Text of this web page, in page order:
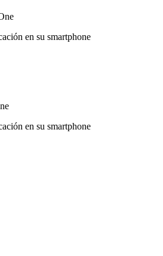
en su smartphone
en su smartphone